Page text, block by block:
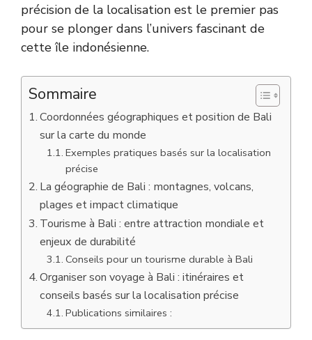
précision de la localisation est le premier pas
pour se plonger dans l’univers fascinant de
cette île indonésienne.
Sommaire
Coordonnées géographiques et position de Bali
sur la carte du monde
Exemples pratiques basés sur la localisation
précise
La géographie de Bali : montagnes, volcans,
plages et impact climatique
Tourisme à Bali : entre attraction mondiale et
enjeux de durabilité
Conseils pour un tourisme durable à Bali
Organiser son voyage à Bali : itinéraires et
conseils basés sur la localisation précise
Publications similaires :